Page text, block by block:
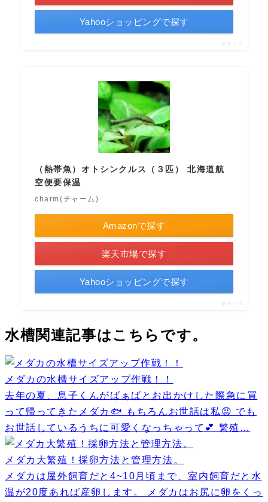
Yahooショッピングで探す
ポチップ
（熱帯魚）オトシンクルス（３匹） 北海道航
空便要保温
charm(チャーム)
Amazonで探す
楽天市場で探す
Yahooショッピングで探す
ポチップ
水槽関連記事はこちらです。
メダカの水槽サイズアップ作戦！！
去年の夏、息子くんがばぁばとお出かけした際急に買
って帰ってきたメダカ🐟 もちろんお世話は私😡 でも
お世話しているうちに可愛くなっちゃって💕 繁殖…
メダカ大繁殖！採卵方法と管理方法。
メダカは屋外飼育だと4~10月頃まで、室内飼育だと水
温が20度あれば産卵します。 メダカはお尻に卵をくっ